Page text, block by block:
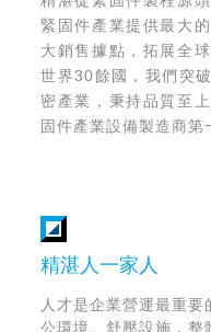
緊固件產業提供最大
大銷售據點，拓展全
世界30餘國，我們突
密產業，秉持品質至
固件產業設備製造商第
精湛人一家人
人才是企業營運最重
公環境、舒壓設施，整